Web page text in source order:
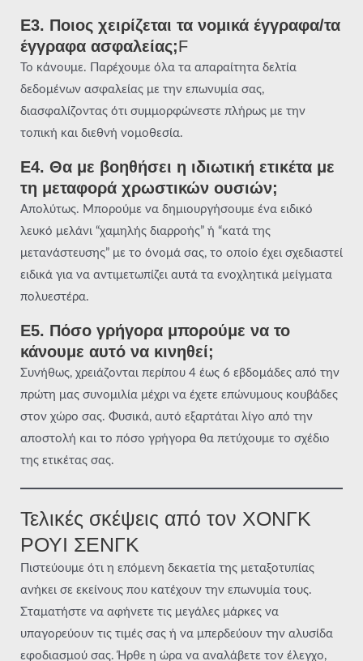
Ε3. Ποιος χειρίζεται τα νομικά έγγραφα/τα
έγγραφα ασφαλείας;F
Το κάνουμε. Παρέχουμε όλα τα απαραίτητα δελτία
δεδομένων ασφαλείας με την επωνυμία σας,
διασφαλίζοντας ότι συμμορφώνεστε πλήρως με την
τοπική και διεθνή νομοθεσία.
Ε4. Θα με βοηθήσει η ιδιωτική ετικέτα με
τη μεταφορά χρωστικών ουσιών;
Απολύτως. Μπορούμε να δημιουργήσουμε ένα ειδικό
λευκό μελάνι “χαμηλής διαρροής” ή “κατά της
μετανάστευσης” με το όνομά σας, το οποίο έχει σχεδιαστεί
ειδικά για να αντιμετωπίζει αυτά τα ενοχλητικά μείγματα
πολυεστέρα.
Ε5. Πόσο γρήγορα μπορούμε να το
κάνουμε αυτό να κινηθεί;
Συνήθως, χρειάζονται περίπου 4 έως 6 εβδομάδες από την
πρώτη μας συνομιλία μέχρι να έχετε επώνυμους κουβάδες
στον χώρο σας. Φυσικά, αυτό εξαρτάται λίγο από την
αποστολή και το πόσο γρήγορα θα πετύχουμε το σχέδιο
της ετικέτας σας.
Τελικές σκέψεις από τον ΧΟΝΓΚ
ΡΟΥΙ ΣΕΝΓΚ
Πιστεύουμε ότι η επόμενη δεκαετία της μεταξοτυπίας
ανήκει σε εκείνους που κατέχουν την επωνυμία τους.
Σταματήστε να αφήνετε τις μεγάλες μάρκες να
υπαγορεύουν τις τιμές σας ή να μπερδεύουν την αλυσίδα
εφοδιασμού σας. Ήρθε η ώρα να αναλάβετε τον έλεγχο,